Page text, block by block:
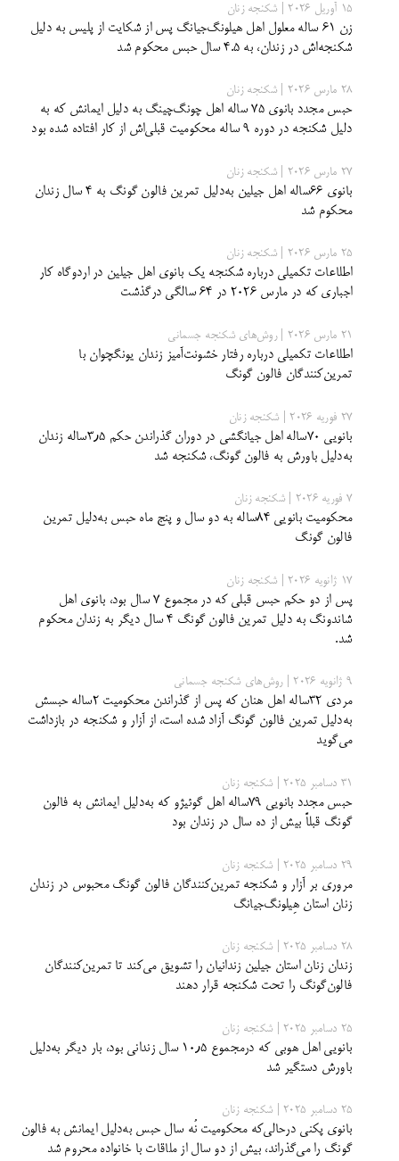
15 آوریل 2026 | شکنجه زنان
زن ۶۱ ساله معلول اهل هیلونگ‌جیانگ پس از شکایت از پلیس به دلیل
شکنجه‌اش در زندان، به ۴.۵ سال حبس محکوم شد
28 مارس 2026 | شکنجه زنان
حبس مجدد بانوی ۷۵ ساله اهل چونگ‌چینگ به دلیل ایمانش که به
دلیل شکنجه در دوره ۹ ساله محکومیت قبلی‌اش از کار افتاده شده بود
27 مارس 2026 | شکنجه زنان
بانوی ۶۶ساله اهل جیلین به‌دلیل تمرین فالون گونگ به ۴ سال زندان
محکوم شد
25 مارس 2026 | شکنجه زنان
اطلاعات تکمیلی درباره شکنجه یک بانوی اهل جیلین در اردوگاه کار
اجباری که در مارس ۲۰۲۶ در ۶۴ سالگی درگذشت
21 مارس 2026 | روش‌های شکنجه جسمانی
اطلاعات تکمیلی درباره رفتار خشونت‌آمیز زندان یونگچوان با
تمرین‌کنندگان فالون گونگ
27 فوریه 2026 | شکنجه زنان
بانویی ۷۰ساله اهل جیانگشی در دوران گذراندن حکم ۳٫۵ساله زندان
به‌دلیل باورش به فالون گونگ، شکنجه شد
7 فوریه 2026 | شکنجه زنان
محکومیت بانویی ۸۴ساله به دو سال و پنج ماه حبس به‌دلیل تمرین
فالون گونگ
17 ژانویه 2026 | شکنجه زنان
پس از دو حکم حبس قبلی که در مجموع ۷ سال بود، بانوی اهل
شاندونگ به دلیل تمرین فالون گونگ ۴ سال دیگر به زندان محکوم
شد.
9 ژانویه 2026 | روش‌های شکنجه جسمانی
مردی ۳۲ساله اهل هنان که پس از گذراندن محکومیت ۲ساله حبسش
به‌دلیل تمرین فالون گونگ آزاد شده است، از آزار و شکنجه در بازداشت
می‌گوید
31 دسامبر 2025 | شکنجه زنان
حبس مجدد بانویی ۷۹ساله اهل گوئیژو که به‌دلیل ایمانش به فالون
گونگ قبلاً بیش از ده سال در زندان بود
29 دسامبر 2025 | شکنجه زنان
مروری بر آزار و شکنجه تمرین‌کنندگان فالون گونگ محبوس در زندان
زنان استان هِیلونگ‌جیانگ
28 دسامبر 2025 | شکنجه زنان
زندان زنان استان جیلین زندانیان را تشویق می‌کند تا تمرین‌کنندگان
فالون‌گونگ را تحت شکنجه قرار دهند
25 دسامبر 2025 | شکنجه زنان
بانویی اهل هوبی که درمجموع ۱۰٫۵ سال زندانی بود، بار دیگر به‌دلیل
باورش دستگیر شد
25 دسامبر 2025 | شکنجه زنان
بانوی پکنی درحالی‌که محکومیت نُه سال حبس به‌دلیل ایمانش به فالون
گونگ را می‌گذراند، بیش از دو سال از ملاقات با خانواده محروم شد